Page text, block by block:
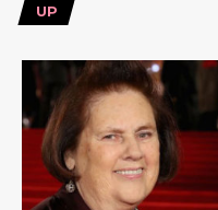
UP